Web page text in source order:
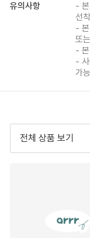
유의사항
-
선
-
또
-
-
가
전체 상품 보기